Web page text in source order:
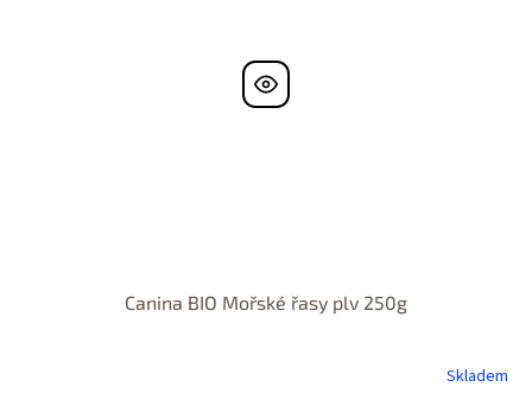
Canina BIO Mořské řasy plv 250g
Skladem